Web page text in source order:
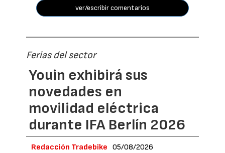
ver/escribir comentarios
Ferias del sector
Youin exhibirá sus
novedades en
movilidad eléctrica
durante IFA Berlín 2026
Redacción Tradebike 05/08/2026